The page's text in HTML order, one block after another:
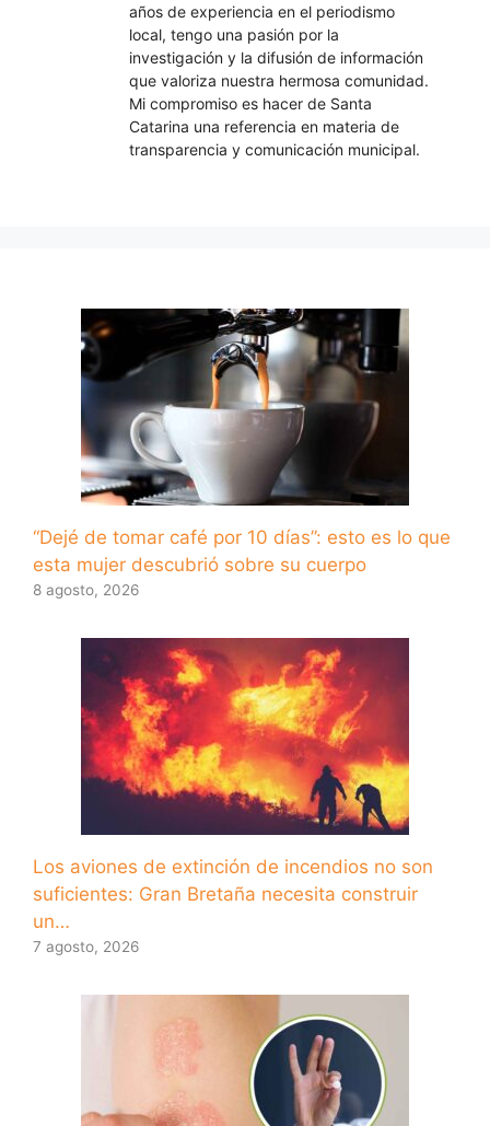
años de experiencia en el periodismo
local, tengo una pasión por la
investigación y la difusión de información
que valoriza nuestra hermosa comunidad.
Mi compromiso es hacer de Santa
Catarina una referencia en materia de
transparencia y comunicación municipal.
“Dejé de tomar café por 10 días”: esto es lo que
esta mujer descubrió sobre su cuerpo
8 agosto, 2026
Los aviones de extinción de incendios no son
suficientes: Gran Bretaña necesita construir
un…
7 agosto, 2026